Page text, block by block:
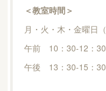
＜教室時間＞
月・火・木・金曜日（
午前 10：30-12：30
午後 13：30-15：30